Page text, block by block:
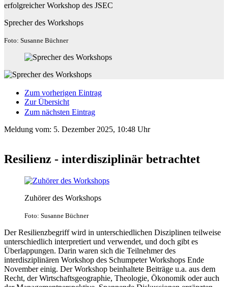
erfolgreicher Workshop des JSEC
Sprecher des Workshops
Foto: Susanne Büchner
Zum vorherigen Eintrag
Zur Übersicht
Zum nächsten Eintrag
Meldung vom: 5. Dezember 2025, 10:48 Uhr
Resilienz - interdisziplinär betrachtet
Zuhörer des Workshops
Foto: Susanne Büchner
Der Resilienzbegriff wird in unterschiedlichen Disziplinen teilweise
unterschiedlich interpretiert und verwendet, und doch gibt es
Überlappungen. Darin waren sich die Teilnehmer des
interdisziplinären Workshop des Schumpeter Workshops Ende
November einig. Der Workshop beinhaltete Beiträge u.a. aus dem
Recht, der Wirtschaftsgeographie, Theologie, Ökonomik oder auch